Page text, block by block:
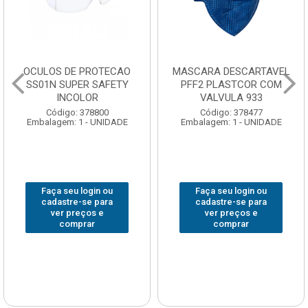
OCULOS DE PROTECAO
SS01N SUPER SAFETY
INCOLOR
Código: 378800
Embalagem: 1 - UNIDADE
Faça seu login ou
cadastre-se para
ver preços e
comprar
MASCARA DESCARTAVEL
PFF2 PLASTCOR COM
VALVULA 933
Código: 378477
Embalagem: 1 - UNIDADE
Faça seu login ou
cadastre-se para
ver preços e
comprar